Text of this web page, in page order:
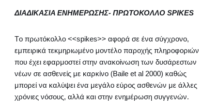
ΔΙΑΔΙΚΑΣΙΑ ΕΝΗΜΕΡΩΣΗΣ- ΠΡΩΤΟΚΟΛΛΟ SPIKES
Tο πρωτόκολλο <<spikes>> αφορά σε ένα σύγχρονο,
εμπειρικά τεκμηριωμένο μοντέλο παροχής πληροφοριών
που έχει εφαρμοστεί στην ανακοίνωση των δυσάρεστων
νέων σε ασθενείς με καρκίνο (Baile et al 2000) καθώς
μπορεί να καλύψει ένα μεγάλο εύρος ασθενών με άλλες
χρόνιες νόσους, αλλά και στην ενημέρωση συγγενών.